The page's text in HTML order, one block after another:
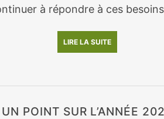
à répondre à ces
LIRE LA SUITE
UN POINT SUR L’ANNÉE